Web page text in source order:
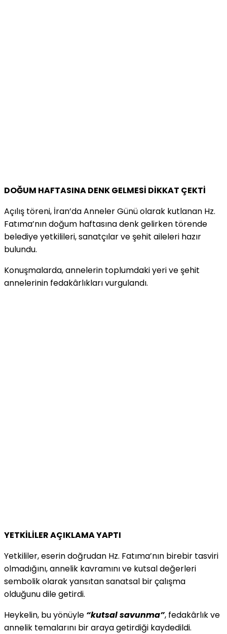
DOĞUM HAFTASINA DENK GELMESİ DİKKAT ÇEKTİ
Açılış töreni, İran’da Anneler Günü olarak kutlanan Hz.
Fatıma’nın doğum haftasına denk gelirken törende
belediye yetkilileri, sanatçılar ve şehit aileleri hazır
bulundu.
Konuşmalarda, annelerin toplumdaki yeri ve şehit
annelerinin fedakârlıkları vurgulandı.
YETKİLİLER AÇIKLAMA YAPTI
Yetkililer, eserin doğrudan Hz. Fatıma’nın birebir tasviri
olmadığını, annelik kavramını ve kutsal değerleri
sembolik olarak yansıtan sanatsal bir çalışma
olduğunu dile getirdi.
Heykelin, bu yönüyle “kutsal savunma”, fedakârlık ve
annelik temalarını bir araya getirdiği kaydedildi.